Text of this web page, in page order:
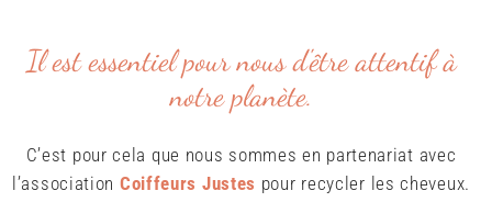
Il est essentiel pour nous d'être attentif à
notre planète.
C’est pour cela que nous sommes en partenariat avec
l’association Coiffeurs Justes pour recycler les cheveux.